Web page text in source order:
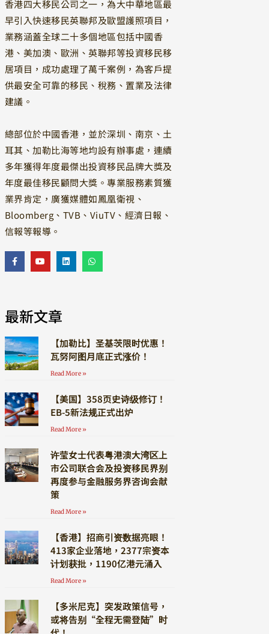
香港四大移民公司之一，為大中華地區最
早引入快速移民英聯邦及歐盟護照項目，
業務涵蓋全球二十多個地區包括中國香
港、美加澳、歐洲、英聯邦等投資移民移
居項目，成功處理了萬千案例，為客戶提
供最安全可靠的移民、稅務、置業及法律
建議。
總部位於中國香港，並於深圳、南京、土
耳其、加勒比海等地均設有辦事處，連續
多年獲得年度最傑出投資移民品牌大獎及
年度最佳移民顧問大獎。專業服務素質獲
業界肯定，廣獲媒體如鳳凰衛視、
Bloomberg、TVB、ViuTV、經濟日報、
信報等報導。
最新文章
【加勒比】圣基茨限时优惠！
瓦努阿图月底正式涨价！
Read More »
【美国】358页史诗级修订！
EB-5新法规正式出炉
Read More »
许莹女士代表粤港澳大湾区上
市公司联合会及投资移民界别
再度参与金融服务界咨询会献
策
Read More »
【香港】招商引资数据亮眼！
413家企业落地，2377宗资本
计划获批，1190亿港元涌入
Read More »
【多米尼克】突发政策信号，
或将告别“全程无需登陆”时